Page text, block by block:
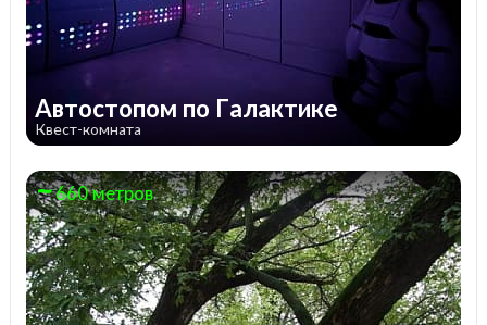
Автостопом по Галактике
Квест-комната
660 метров